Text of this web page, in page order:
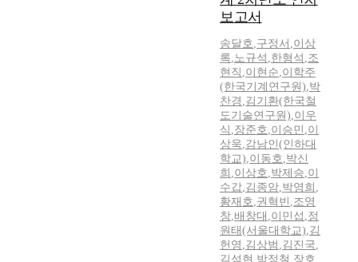
보고서
송달호,구정서 ,이상
록,노규석 ,한형석 ,조
현직 ,이현순,이학주
(한국기계연구원),박
찬경 ,김기환(한국철
도기술연구원),이우
식 ,장준호,이승민 ,이
상욱,감남인(인하대
학교),이동호,박신
희 ,이상호,박제승,이
수갑,김종암,박영희 ,
황재호,권혁빈 ,조영
창,배창대 ,이민섭 ,정
원태(서울대학교),김
헌영 ,김상범 ,김진국,
김석현 ,박정철 ,장호